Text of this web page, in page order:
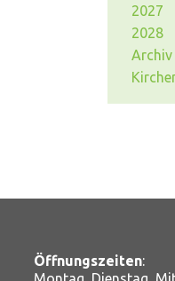
2027
2028
Archiv
Öffnungszeiten: